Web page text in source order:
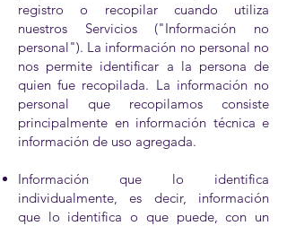
registro o recopilar cuando utiliza
nuestros Servicios ("Información no
personal"). La información no personal no
nos permite identificar a la persona de
quien fue recopilada. La información no
personal que recopilamos consiste
principalmente en información técnica e
información de uso agregada.
Información que lo identifica
individualmente, es decir, información
que lo identifica o que puede, con un